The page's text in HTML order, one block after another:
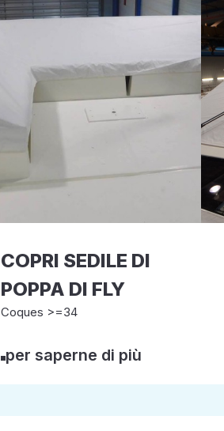
COPRI SEDILE DI
POPPA DI FLY
Coques >=34
per saperne di più